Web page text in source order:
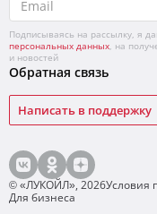
Подписываясь на рассылку, я
персональных данных, на
и новостей
Обратная связь
Написать в поддержку
© «ЛУКОЙЛ», 2026Условия
Для бизнеса